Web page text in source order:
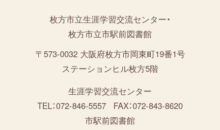
枚方市立生涯学習交流センター・
枚方市立市駅前図書館
〒573-0032 大阪府枚方市岡東町19番1号
ステーションヒル枚方5階
生涯学習交流センター
TEL：072-846-5557
FAX：072-843-8620
市駅前図書館